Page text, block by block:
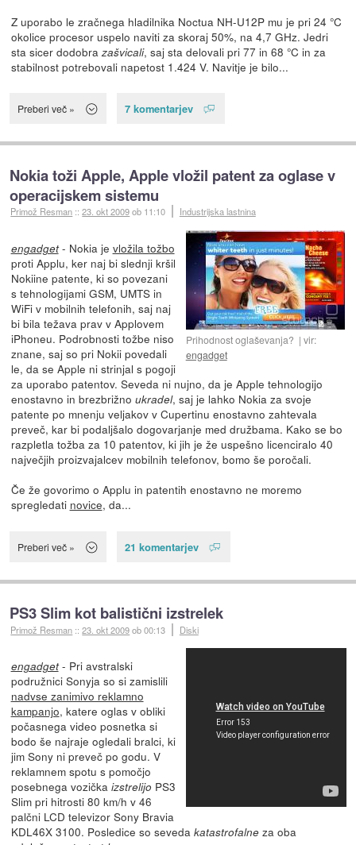
Z uporabo le zračnega hladilnika Noctua NH-U12P mu je pri 24 °C
okolice procesor uspelo naviti za skoraj 50%, na 4,7 GHz. Jedri
sta sicer dodobra zašvicali, saj sta delovali pri 77 in 68 °C in za
stabilnost potrebovali napetost 1.424 V. Navitje je bilo...
Preberi več » 7 komentarjev
Nokia toži Apple, Apple vložil patent za oglase v
operacijskem sistemu
Primož Resman ::23. okt 2009ob 11:10 Industrijska lastnina
Prihodnost oglaševanja?
vir:
engadget
engadget- Nokia je vložila tožbo
proti Applu, ker naj bi slednji kršil
Nokiine patente, ki so povezani
s tehnologijami GSM, UMTS in
WiFi v mobilnih telefonih, saj naj
bi bila težava prav v Applovem
iPhoneu. Podrobnosti tožbe niso
znane, saj so pri Nokii povedali
le, da se Apple ni strinjal s pogoji
za uporabo patentov. Seveda ni nujno, da je Apple tehnologijo
enostavno in brezbrižno ukradel, saj je lahko Nokia za svoje
patente po mnenju veljakov v Cupertinu enostavno zahtevala
preveč, kar bi podaljšalo dogovarjanje med družbama. Kako se bo
razpletla tožba za 10 patentov, ki jih je že uspešno licenciralo 40
največjih proizvajalcev mobilnih telefonov, bomo še poročali.
Če že govorimo o Applu in patentih enostavno ne moremo
spregledati novice, da...
Preberi več » 21 komentarjev
PS3 Slim kot balistični izstrelek
Primož Resman ::23. okt 2009ob 00:13 Diski
engadget- Pri avstralski
podružnici Sonyja so si zamislili
nadvse zanimivo reklamno
kampanjo, katere oglas v obliki
počasnega video posnetka si
bodo še najraje ogledali bralci, ki
jim Sony ni preveč po godu. V
reklamnem spotu s pomočjo
posebnega vozička izstrelijo PS3
Slim pri hitrosti 80 km/h v 46
palčni LCD televizor Sony Bravia
KDL46X 3100. Posledice so seveda katastrofalneza oba